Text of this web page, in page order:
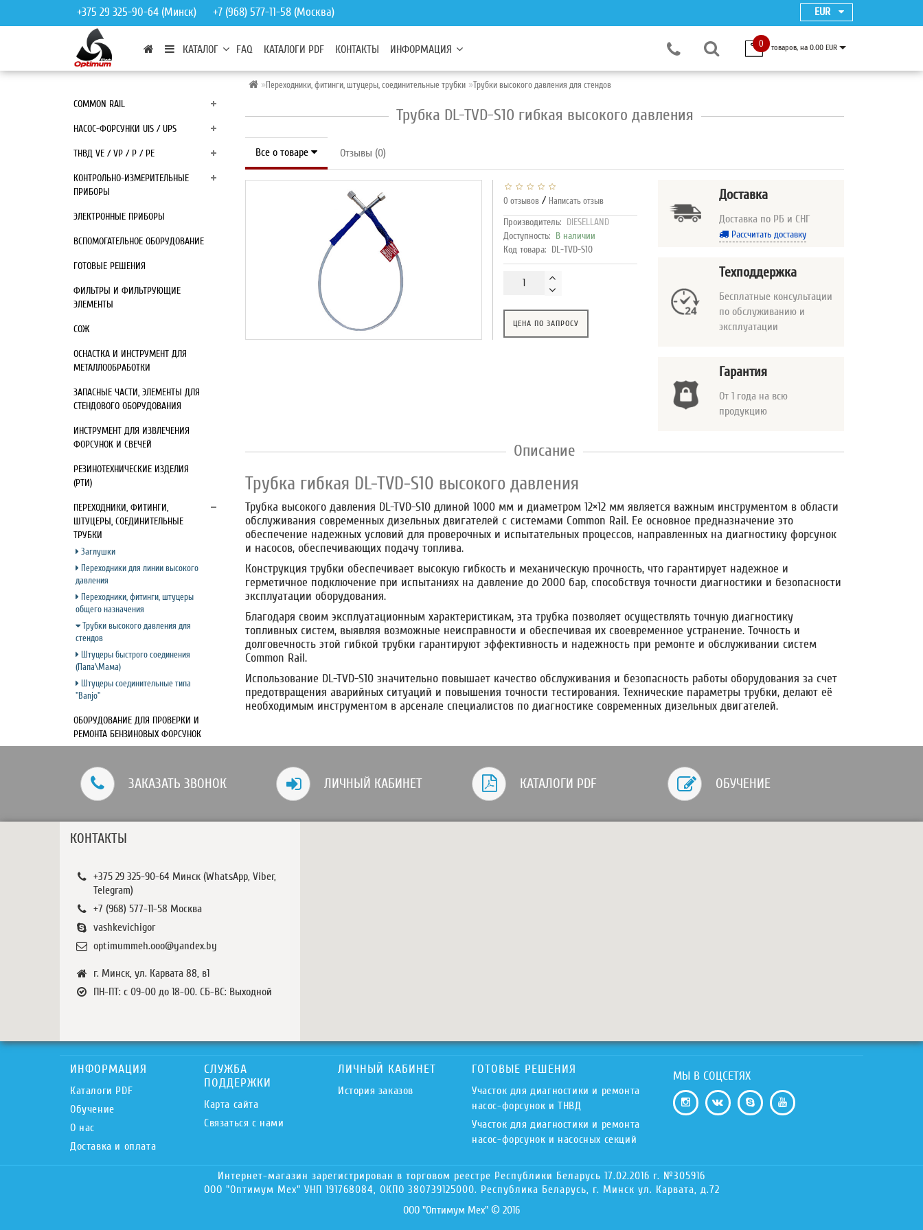
‎+375 29 325-90-64 (Минск) +7 (968) 577-11-58 (Москва) EUR
КАТАЛОГ FAQ КАТАЛОГИ PDF КОНТАКТЫ ИНФОРМАЦИЯ 0 товаров, на 0.00 EUR
COMMON RAIL
НАСОС-ФОРСУНКИ UIS / UPS
ТНВД VE / VP / P / PE
КОНТРОЛЬНО-ИЗМЕРИТЕЛЬНЫЕ
ПРИБОРЫ
ЭЛЕКТРОННЫЕ ПРИБОРЫ
ВСПОМОГАТЕЛЬНОЕ ОБОРУДОВАНИЕ
ГОТОВЫЕ РЕШЕНИЯ
ФИЛЬТРЫ И ФИЛЬТРУЮЩИЕ
ЭЛЕМЕНТЫ
СОЖ
ОСНАСТКА И ИНСТРУМЕНТ ДЛЯ
МЕТАЛЛООБРАБОТКИ
ЗАПАСНЫЕ ЧАСТИ, ЭЛЕМЕНТЫ ДЛЯ
СТЕНДОВОГО ОБОРУДОВАНИЯ
ИНСТРУМЕНТ ДЛЯ ИЗВЛЕЧЕНИЯ
ФОРСУНОК И СВЕЧЕЙ
РЕЗИНОТЕХНИЧЕСКИЕ ИЗДЕЛИЯ
(РТИ)
ПЕРЕХОДНИКИ, ФИТИНГИ,
ШТУЦЕРЫ, СОЕДИНИТЕЛЬНЫЕ
ТРУБКИ
Заглушки
Переходники для линии высокого
давления
Переходники, фитинги, штуцеры
общего назначения
Трубки высокого давления для
стендов
Штуцеры быстрого соединения
(Папа\Мама)
Штуцеры соединительные типа
"Banjo"
ОБОРУДОВАНИЕ ДЛЯ ПРОВЕРКИ И
РЕМОНТА БЕНЗИНОВЫХ ФОРСУНОК
Переходники, фитинги, штуцеры, соединительные трубки Трубки высокого давления для стендов
Трубка DL-TVD-S10 гибкая высокого давления
Все о товаре Отзывы (0)
0 отзывов / Написать отзыв
Производитель: DIESELLAND
Доступность: В наличии
Код товара: DL-TVD-S10
ЦЕНА ПО ЗАПРОСУ
Доставка
Доставка по РБ и СНГ
Рассчитать доставку
Техподдержка
Бесплатные консультации
по обслуживанию и
эксплуатации
Гарантия
От 1 года на всю
продукцию
Описание
Трубка гибкая DL-TVD-S10 высокого давления
Трубка высокого давления DL-TVD-S10 длиной 1000 мм и диаметром 12×12 мм является важным инструментом в области
обслуживания современных дизельных двигателей с системами Common Rail. Ее основное предназначение это
обеспечение надежных условий для проверочных и испытательных процессов, направленных на диагностику форсунок
и насосов, обеспечивающих подачу топлива.
Конструкция трубки обеспечивает высокую гибкость и механическую прочность, что гарантирует надежное и
герметичное подключение при испытаниях на давление до 2000 бар, способствуя точности диагностики и безопасности
эксплуатации оборудования.
Благодаря своим эксплуатационным характеристикам, эта трубка позволяет осуществлять точную диагностику
топливных систем, выявляя возможные неисправности и обеспечивая их своевременное устранение. Точность и
долговечность этой гибкой трубки гарантируют эффективность и надежность при ремонте и обслуживании систем
Common Rail.
Использование DL-TVD-S10 значительно повышает качество обслуживания и безопасность работы оборудования за счет
предотвращения аварийных ситуаций и повышения точности тестирования. Технические параметры трубки, делают её
необходимым инструментом в арсенале специалистов по диагностике современных дизельных двигателей.
ЗАКАЗАТЬ ЗВОНОК ЛИЧНЫЙ КАБИНЕТ КАТАЛОГИ PDF ОБУЧЕНИЕ
КОНТАКТЫ
‎‎+375 29 325-90-64 Минск (WhatsApp, Viber,
Telegram)
+7 (968) 577-11-58 Москва
vashkevichigor
optimummeh.ooo@yandex.by
г. Минск, ул. Карвата 88, в1
ПН-ПТ: с 09-00 до 18-00. СБ-ВС: Выходной
ИНФОРМАЦИЯ
Каталоги PDF
Обучение
О нас
Доставка и оплата
СЛУЖБА
ПОДДЕРЖКИ
Карта сайта
Связаться с нами
ЛИЧНЫЙ КАБИНЕТ
История заказов
ГОТОВЫЕ РЕШЕНИЯ
Участок для диагностики и ремонта
насос-форсунок и ТНВД
Участок для диагностики и ремонта
насос-форсунок и насосных секций
МЫ В СОЦСЕТЯХ
Интернет-магазин зарегистрирован в торговом реестре Республики Беларусь 17.02.2016 г. №305916
ООО "Оптимум Мех" УНП 191768084, ОКПО 380739125000. Республика Беларусь, г. Минск ул. Карвата, д.72
ООО "Оптимум Мех" © 2016